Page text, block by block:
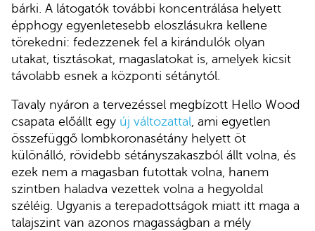
bárki. A látogatók további koncentrálása helyett
épphogy egyenletesebb eloszlásukra kellene
törekedni: fedezzenek fel a kirándulók olyan
utakat, tisztásokat, magaslatokat is, amelyek kicsit
távolabb esnek a központi sétánytól.
Tavaly nyáron a tervezéssel megbízott Hello Wood
csapata előállt egy új változattal, ami egyetlen
összefüggő lombkoronasétány helyett öt
különálló, rövidebb sétányszakaszból állt volna, és
ezek nem a magasban futottak volna, hanem
szintben haladva vezettek volna a hegyoldal
széléig. Ugyanis a terepadottságok miatt itt maga a
talajszint van azonos magasságban a mély